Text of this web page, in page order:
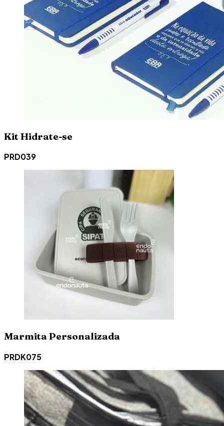
Kit Hidrate-se
PRD039
Marmita Personalizada
PRDK075